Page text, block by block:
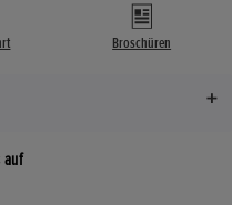
Broschüren
auf